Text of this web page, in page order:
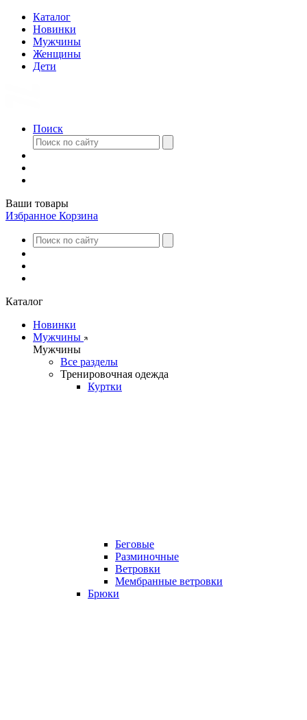
Каталог
Новинки
Мужчины
Женщины
Дети
Поиск
Ваши товары
Избранное Корзина
Каталог
Новинки
Мужчины
Мужчины
Все разделы
Тренировочная одежда
Куртки
Беговые
Разминочные
Ветровки
Мембранные ветровки
Брюки